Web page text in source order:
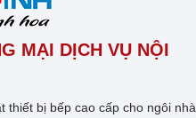
MẠI DỊCH VỤ NỘI
thiết bị bếp cao cấp cho ngôi nhà